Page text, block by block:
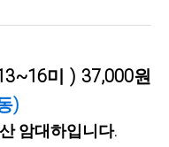
미 ) 37,000원
)
암대하입니다.